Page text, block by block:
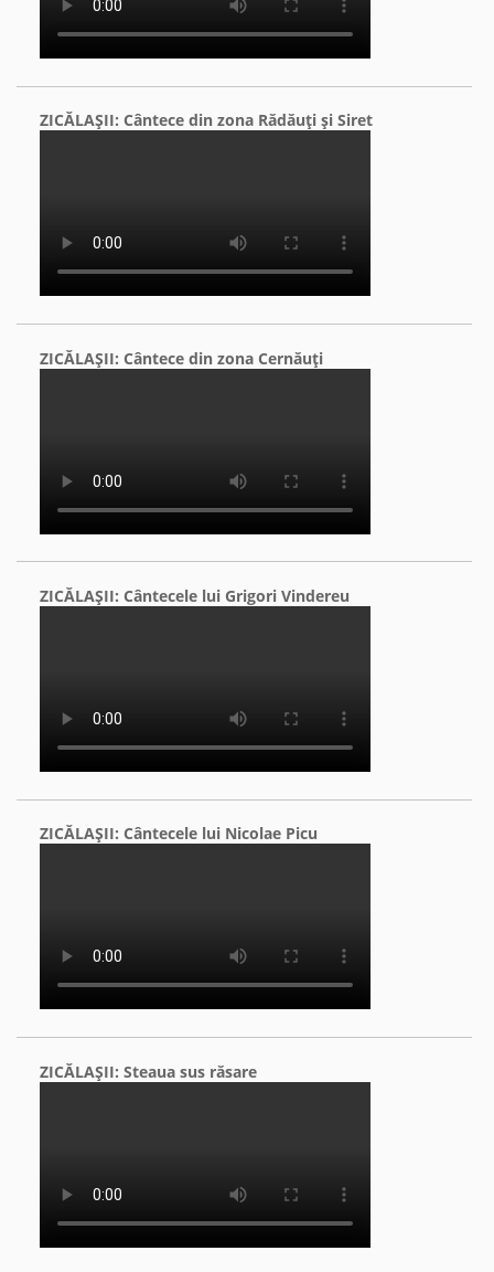
ZICĂLAŞII: Cântece din zona Rădăuţi şi Siret
ZICĂLAŞII: Cântece din zona Cernăuţi
ZICĂLAŞII: Cântecele lui Grigori Vindereu
ZICĂLAŞII: Cântecele lui Nicolae Picu
ZICĂLAŞII: Steaua sus răsare